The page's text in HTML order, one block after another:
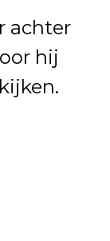
achter
hij